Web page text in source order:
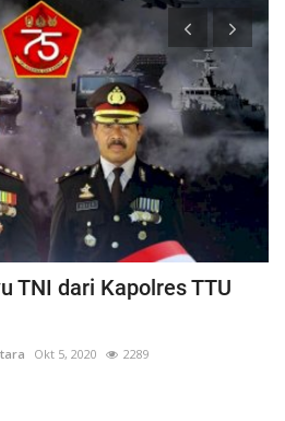
TNI dari Kapolres TTU
Okt 5, 2020 2289